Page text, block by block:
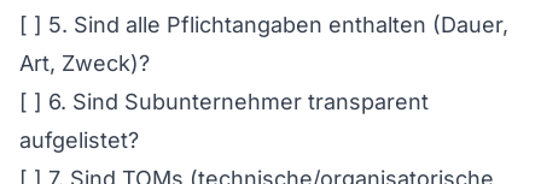
[ ] 5. Sind alle Pflichtangaben enthalten (Dauer,
Art, Zweck)?
[ ] 6. Sind Subunternehmer transparent
aufgelistet?
[ ] 7. Sind TOMs (technische/organisatorische